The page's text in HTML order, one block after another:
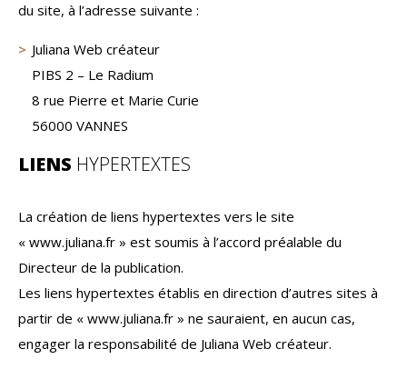
du site, à l’adresse suivante :
Juliana Web créateur
PIBS 2 – Le Radium
8 rue Pierre et Marie Curie
56000 VANNES
LIENS HYPERTEXTES
La création de liens hypertextes vers le site
« www.juliana.fr » est soumis à l’accord préalable du
Directeur de la publication.
Les liens hypertextes établis en direction d’autres sites à
partir de « www.juliana.fr » ne sauraient, en aucun cas,
engager la responsabilité de Juliana Web créateur.